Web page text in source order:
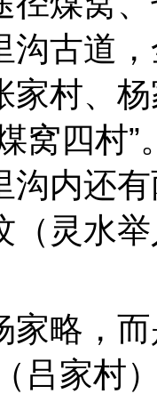
沟古道
家村、
窝四村
沟内还
（灵水
家略，
吕家村